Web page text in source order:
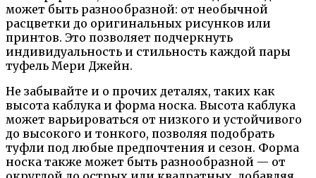
может быть разнообразной: от необычной
расцветки до оригинальных рисунков или
принтов. Это позволяет подчеркнуть
индивидуальность и стильность каждой пары
туфель Мери Джейн.
Не забывайте и о прочих деталях, таких как
высота каблука и форма носка. Высота каблука
может варьироваться от низкого и устойчивого
до высокого и тонкого, позволяя подобрать
туфли под любые предпочтения и сезон. Форма
носка также может быть разнообразной — от